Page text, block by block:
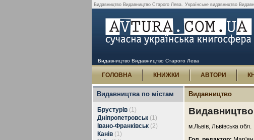
Видавництво Видавництво Старого Лева. Українське видавництво
Видавництво Видавництво Старого Лева
ГОЛОВНА КНИЖКИ АВТОРИ
Видавництва по містам
Брустурів (1)
Дніпропетровськ (1)
Івано-Франківськ (2)
Канів (1)
Видавництво
м.Львів, Львівська обл.